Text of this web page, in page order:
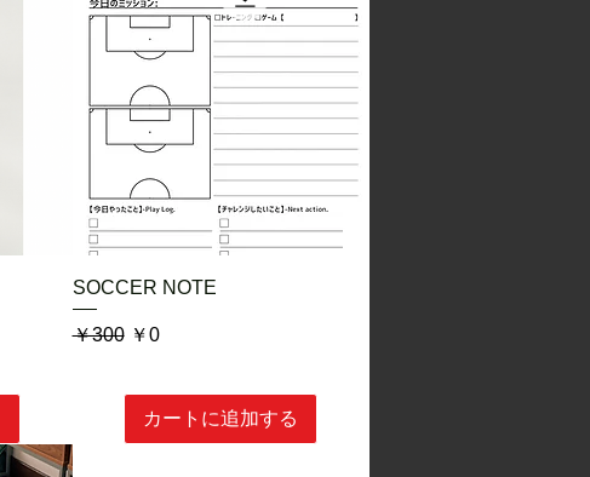
クイックビュー
SOCCER NOTE
通常価格
￥300 セール価格
￥0
カートに追加する